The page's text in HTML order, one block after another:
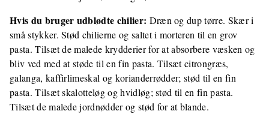
Hvis du bruger udblødte chilier: Dræn og dup tørre. Skær i
små stykker. Stød chilierne og saltet i morteren til en grov
pasta. Tilsæt de malede krydderier for at absorbere væsken og
bliv ved med at støde til en fin pasta. Tilsæt citrongræs,
galanga, kaffirlimeskal og korianderrødder; stød til en fin
pasta. Tilsæt skalotteløg og hvidløg; stød til en fin pasta.
Tilsæt de malede jordnødder og stød for at blande.